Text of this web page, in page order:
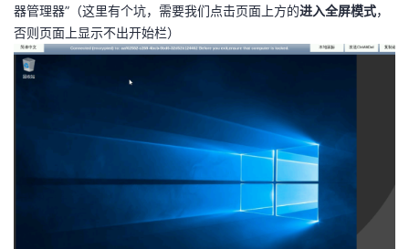
器管理器”（这里有个坑，需要我们点击页面上方的进入全屏模式，
否则页面上显示不出开始栏）